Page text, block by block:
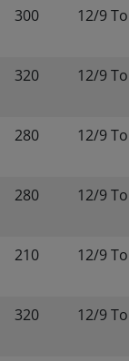
300 12/9 To
320 12/9 To
280 12/9 To
280 12/9 To
210 12/9 To
320 12/9 To